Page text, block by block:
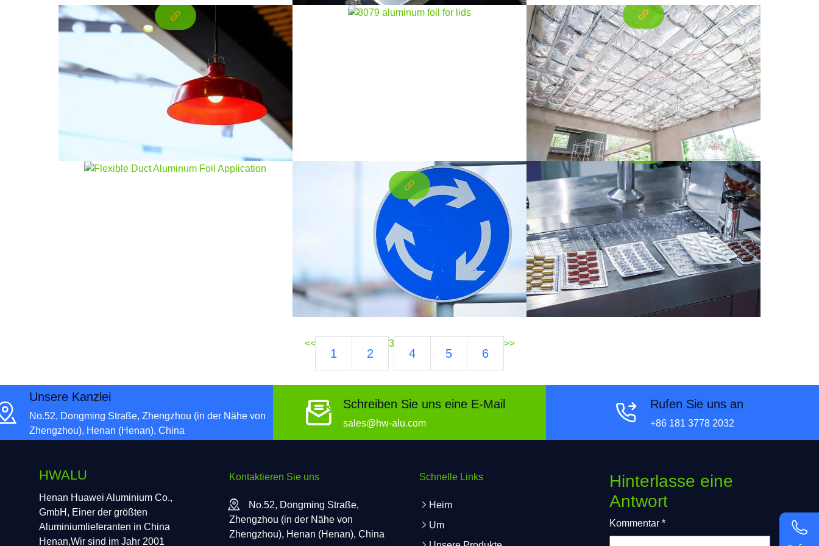
sicherzustellen, dass Sie fundierte
Entscheidungen für einen optimalen
Flexible Kanal -Aluminiumfolie
Dieser Artikel behandelt flexible Kanal -
Aluminiumfolien -Schlüsselmerkmale,
Vorteile, und verschiedene Anwendungen,
vor allem in HLK -Systemen. Entdecken Sie
die verschiedenen verwendeten
Aluminiumlegierungen, Leistungsmerkmale
wie thermische Leitfähigkeit und
Dieser Artikel enthält eine eingehende
8011 Pharmazeutische Verpackung
aus Aluminiumfolie
8011 Pharmazeutische Verpackung aus
Aluminiumfolie. Es deckt seine Komposition
ab, Eigenschaften, Anwendungen, Vorteile,
Produktionsprozesse, und ökologische
Nachhaltigkeit.
<<
1 2
3
4 5 6
>>
Unsere Kanzlei
No.52, Dongming Straße, Zhengzhou (in der Nähe von
Zhengzhou), Henan (Henan), China
Schreiben Sie uns eine E-Mail
sales@hw-alu.com
Rufen Sie uns an
+86 181 3778 2032
HWALU
Henan Huawei Aluminium Co.,
GmbH, Einer der größten
Aluminiumlieferanten in China
Henan,Wir sind im Jahr 2001
Kontaktieren Sie uns
No.52, Dongming Straße,
Zhengzhou (in der Nähe von
Zhengzhou), Henan (Henan), China
Schnelle Links
Heim
Um
Hinterlasse eine
Antwort
Kommentar *